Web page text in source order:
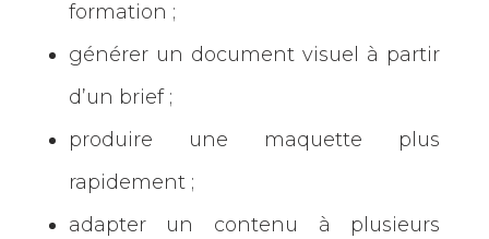
formation ;
générer un document visuel à partir
d’un brief ;
produire une maquette plus
rapidement ;
adapter un contenu à plusieurs